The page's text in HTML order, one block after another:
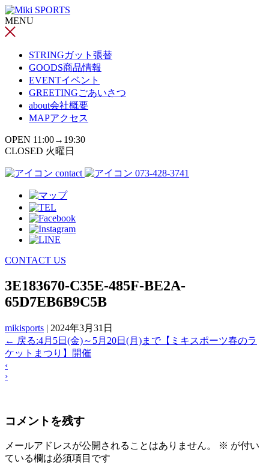
コ
ン
テ
MENU
STRINGガット張替
GOODS商品情報
EVENTイベント
GREETINGごあいさつ
about会社概要
MAPアクセス
OPEN 11:00→19:30
CLOSED 火曜日
contact 073-428-3741
CONTACT US
3E183670-C35E-485F-BE2A-
65D7EB6B9C5B
mikisports | 2024年3月31日
← 戻る:4月5日(金)～5月20日(月)まで【ミキスポーツ春のラ
ケットまつり】開催
‹
›
コメントを残す
メールアドレスが公開されることはありません。 ※ が付い
ている欄は必須項目です